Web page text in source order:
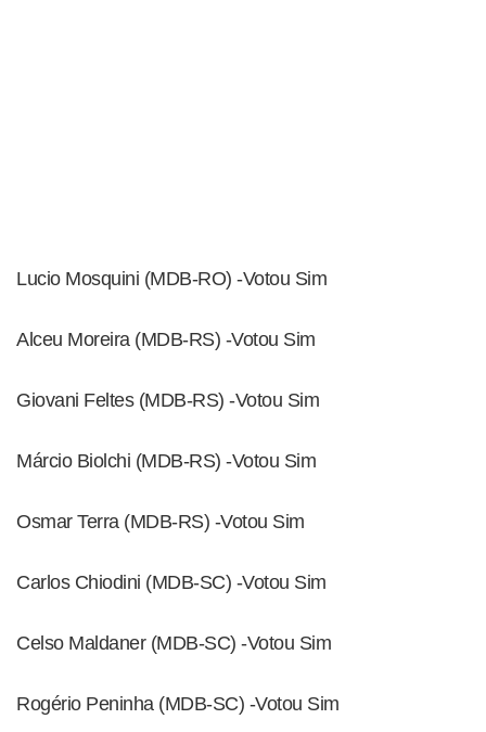
Lucio Mosquini (MDB-RO) -Votou Sim
Alceu Moreira (MDB-RS) -Votou Sim
Giovani Feltes (MDB-RS) -Votou Sim
Márcio Biolchi (MDB-RS) -Votou Sim
Osmar Terra (MDB-RS) -Votou Sim
Carlos Chiodini (MDB-SC) -Votou Sim
Celso Maldaner (MDB-SC) -Votou Sim
Rogério Peninha (MDB-SC) -Votou Sim